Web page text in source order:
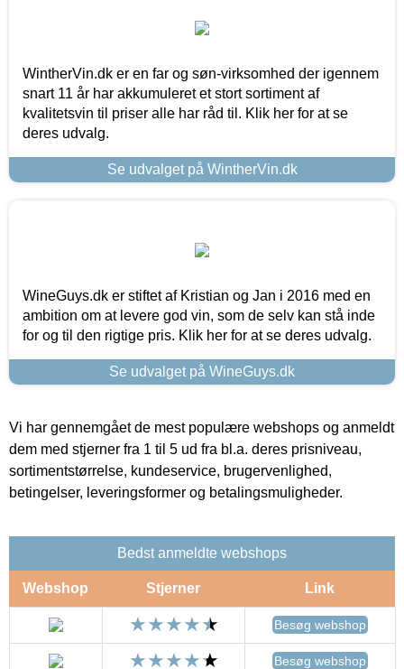
WintherVin.dk er en far og søn-virksomhed der igennem
snart 11 år har akkumuleret et stort sortiment af
kvalitetsvin til priser alle har råd til. Klik her for at se
deres udvalg.
Se udvalget på WintherVin.dk
WineGuys.dk er stiftet af Kristian og Jan i 2016 med en
ambition om at levere god vin, som de selv kan stå inde
for og til den rigtige pris. Klik her for at se deres udvalg.
Se udvalget på WineGuys.dk
Vi har gennemgået de mest populære webshops og anmeldt
dem med stjerner fra 1 til 5 ud fra bl.a. deres prisniveau,
sortimentstørrelse, kundeservice, brugervenlighed,
betingelser, leveringsformer og betalingsmuligheder.
Bedst anmeldte webshops
Webshop Stjerner Link
Besøg webshop
Besøg webshop